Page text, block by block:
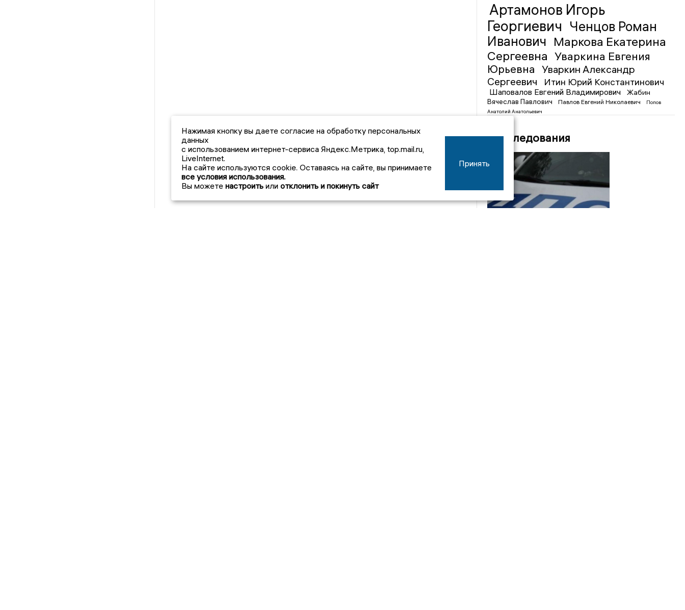
Артамонов Игорь
Георгиевич Ченцов Роман
Иванович Маркова Екатерина
Сергеевна Уваркина Евгения
Юрьевна
Уваркин Александр
Сергеевич
Итин Юрий Константинович
Шаповалов Евгений Владимирович
Жабин
Вячеслав Павлович
Павлов Евгений Николаевич
Попов
Анатолий Анатольевич
Расследования
Нажимая кнопку вы даете согласие на обработку персональных
данных
с использованием интернет-сервиса Яндекс.Метрика, top.mail.ru,
LiveInternet.
На сайте используются cookie. Оставаясь на сайте, вы принимаете
все условия использования.
Вы можете настроить или отклонить и покинуть сайт
Принять